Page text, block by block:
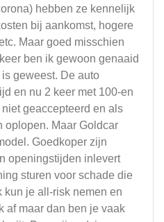
hebben ze kennelijk
bij aankomst, hogere
Maar goed misschien
ben ik gewoon genaaid
geweest. De auto
en nu 2 keer met 100-en
geaccepteerd en als
oplopen. Maar Goldcar
Goedkoper zijn
openingstijden inlevert
sturen voor schade die
kun je all-risk nemen en
af maar dan ben je vaak